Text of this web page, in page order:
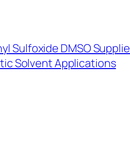
Sulfoxide DMSO
Solvent Applications